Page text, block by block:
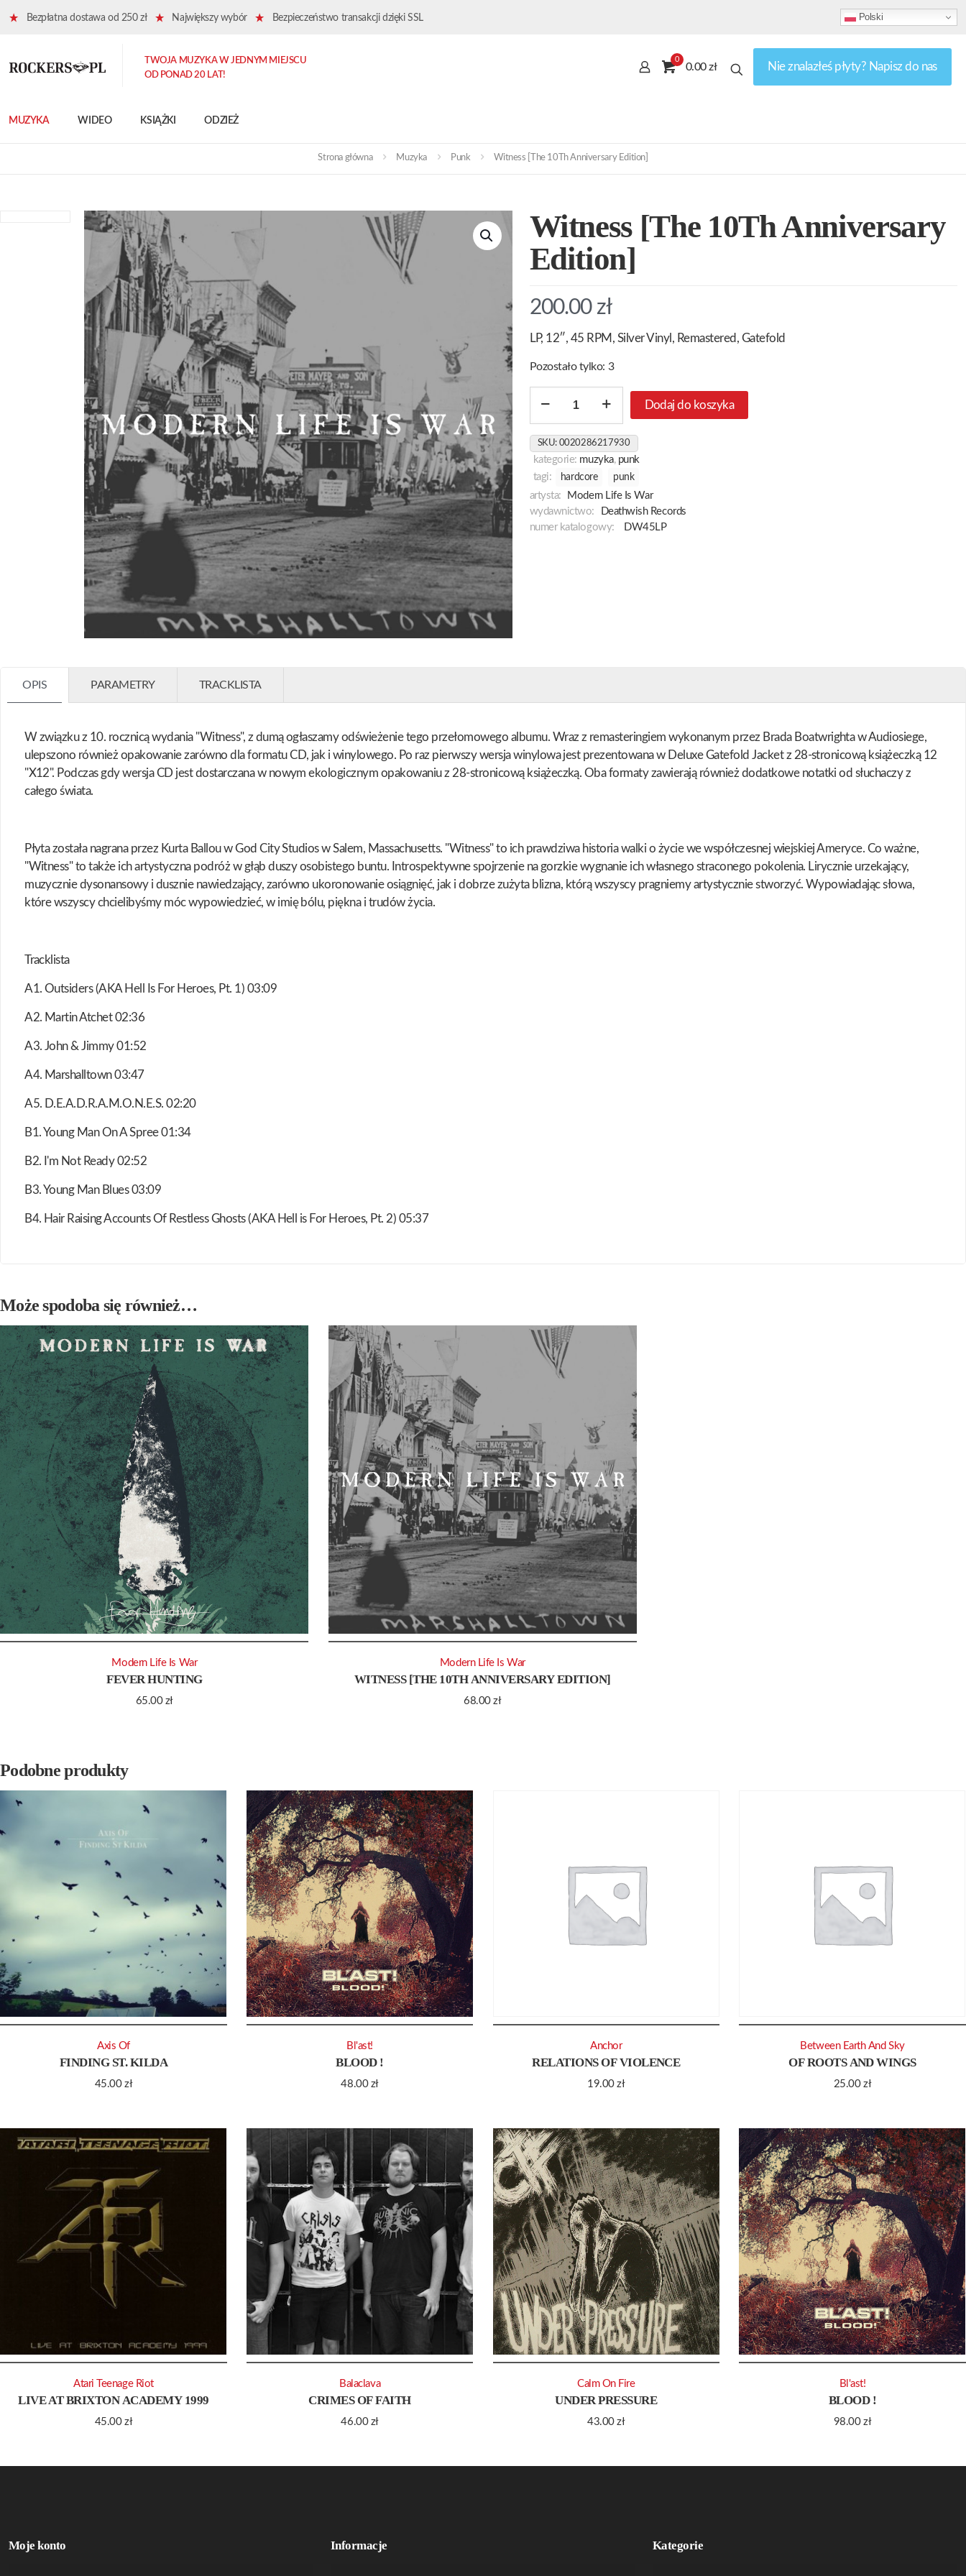
Bezpłatna dostawa od 250 zł Największy wybór Bezpieczeństwo transakcji dzięki SSL Polski
MUZYKA WIDEO KSIĄŻKI ODZIEŻ
TWOJA MUZYKA W JEDNYM MIEJSCU
OD PONAD 20 LAT!
0
0.00 zł Nie znalazłeś płyty? Napisz do nas
Strona główna Muzyka Punk Witness [The 10Th Anniversary Edition]
Witness [The 10Th Anniversary
Edition]
200.00 zł
LP, 12″, 45 RPM, Silver Vinyl, Remastered, Gatefold
Pozostało tylko: 3
10Th
Anniversary
Edition]
Dodaj do koszyka
SKU: 0020286217930
kategorie: muzyka, punk
tagi:
hardcore punk
artysta:
Modern Life Is War
wydawnictwo:
Deathwish Records
numer katalogowy:
DW45LP
OPIS PARAMETRY TRACKLISTA
W związku z 10. rocznicą wydania "Witness", z dumą ogłaszamy odświeżenie tego przełomowego albumu. Wraz z remasteringiem wykonanym przez Brada Boatwrighta w Audiosiege,
ulepszono również opakowanie zarówno dla formatu CD, jak i winylowego. Po raz pierwszy wersja winylowa jest prezentowana w Deluxe Gatefold Jacket z 28-stronicową książeczką 12
"X12". Podczas gdy wersja CD jest dostarczana w nowym ekologicznym opakowaniu z 28-stronicową książeczką. Oba formaty zawierają również dodatkowe notatki od słuchaczy z
całego świata.
Płyta została nagrana przez Kurta Ballou w God City Studios w Salem, Massachusetts. "Witness" to ich prawdziwa historia walki o życie we współczesnej wiejskiej Ameryce. Co ważne,
"Witness" to także ich artystyczna podróż w głąb duszy osobistego buntu. Introspektywne spojrzenie na gorzkie wygnanie ich własnego straconego pokolenia. Lirycznie urzekający,
muzycznie dysonansowy i dusznie nawiedzający, zarówno ukoronowanie osiągnięć, jak i dobrze zużyta blizna, którą wszyscy pragniemy artystycznie stworzyć. Wypowiadając słowa,
które wszyscy chcielibyśmy móc wypowiedzieć, w imię bólu, piękna i trudów życia.
Tracklista
A1. Outsiders (AKA Hell Is For Heroes, Pt. 1) 03:09
A2. Martin Atchet 02:36
A3. John & Jimmy 01:52
A4. Marshalltown 03:47
A5. D.E.A.D.R.A.M.O.N.E.S. 02:20
B1. Young Man On A Spree 01:34
B2. I'm Not Ready 02:52
B3. Young Man Blues 03:09
B4. Hair Raising Accounts Of Restless Ghosts (AKA Hell is For Heroes, Pt. 2) 05:37
Może spodoba się również…
FEVER HUNTING
65.00 zł
Modern Life Is War
WITNESS [THE 10TH ANNIVERSARY EDITION]
68.00zł
Modern Life Is War
Podobne produkty
FINDING ST. KILDA
45.00zł
Axis Of
BLOOD !
48.00 zł
Bl'ast!
RELATIONS OF VIOLENCE
19.00zł
Anchor
OF ROOTS AND WINGS
25.00zł
Between Earth And Sky
LIVE AT BRIXTON ACADEMY 1999
45.00zł
Atari Teenage Riot
CRIMES OF FAITH
46.00 zł
Balaclava
UNDER PRESSURE
43.00zł
Calm On Fire
BLOOD !
98.00zł
Bl'ast!
Moje konto Informacje Kategorie